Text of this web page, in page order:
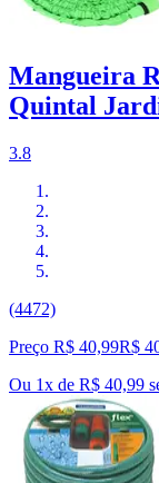
Mangueira
Quintal
3.8
(4472)
Preço R$ 40,99R$
Ou 1x de R$ 40,99